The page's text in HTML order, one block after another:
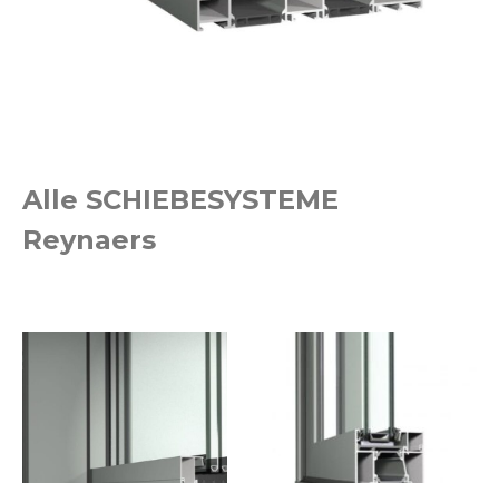
Alle SCHIEBESYSTEME
Reynaers